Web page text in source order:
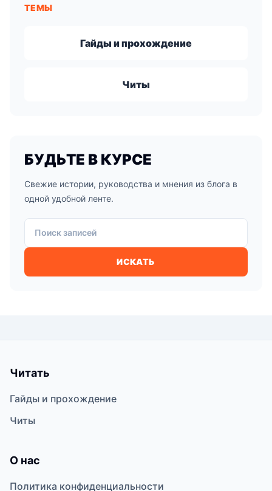
ТЕМЫ
Гайды и прохождение
Читы
БУДЬТЕ В КУРСЕ
Свежие истории, руководства и мнения из блога в
одной удобной ленте.
Поиск записей
ИСКАТЬ
Читать
Гайды и прохождение
Читы
О нас
Политика конфиденциальности